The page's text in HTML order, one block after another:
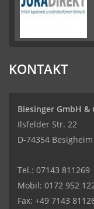
KONTAKT
Biesinger GmbH &
Ilsfelder Str. 22
D-74354 Besigheim
Tel.: 07143 811269
Mobil: 0172 952
Fax: +49 7143